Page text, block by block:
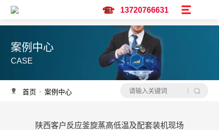
13720766631
案例中心
CASE
首页 > 案例中心
产品推荐陕西客户反应釜旋蒸高低温及配套装机现场